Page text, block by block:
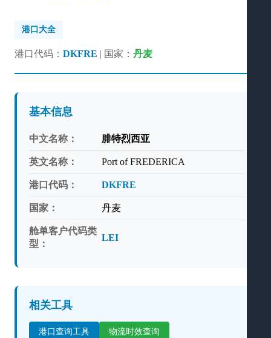
港口大全
港口代码： DKFRE | 国家： 丹麦
基本信息
中文名称： 腓特烈西亚
英文名称： Port of FREDERICA
港口代码： DKFRE
国家： 丹麦
舱单客户代码类
型：
LEI
相关工具
港口查询工具 物流时效查询